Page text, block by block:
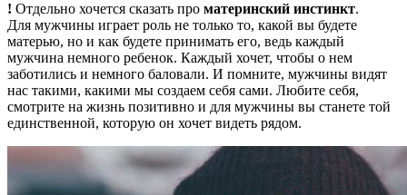
! Отдельно хочется сказать про материнский инстинкт.
Для мужчины играет роль не только то, какой вы будете
матерью, но и как будете принимать его, ведь каждый
мужчина немного ребенок. Каждый хочет, чтобы о нем
заботились и немного баловали. И помните, мужчины видят
нас такими, какими мы создаем себя сами. Любите себя,
смотрите на жизнь позитивно и для мужчины вы станете той
единственной, которую он хочет видеть рядом.